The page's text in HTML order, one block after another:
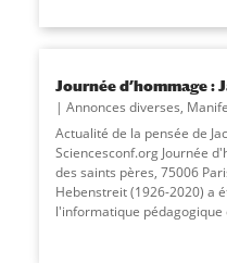
Journée d’hommage :
Annonces diverses,
Actualité de la pensée de
Sciencesconf.org Journée
des saints pères, 75006
Hebenstreit (1926-2020) a
l'informatique pédagogique